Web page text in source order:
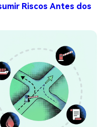
Riscos Antes dos